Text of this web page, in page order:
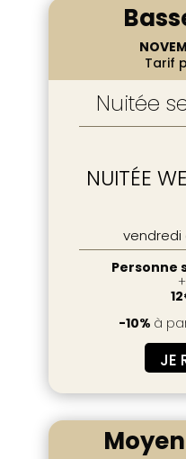
Tarif
Nuitée
NUITÉE
vendredi
Personne
-10% à
JE